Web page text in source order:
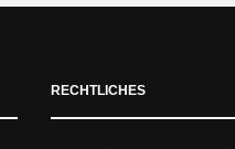
RECHTLICHES